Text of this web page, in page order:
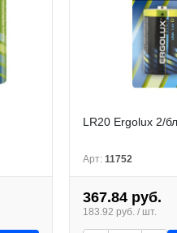
LR20 Ergolux 2/
Арт: 11752
367.84 руб.
183.92 руб. / шт.